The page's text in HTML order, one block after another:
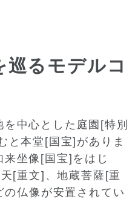
巡るモデルコ
中心とした庭園[特別
と本堂[国宝]がありま
坐像[国宝]をはじ
[重文]、地蔵菩薩[重
仏像が安置されてい